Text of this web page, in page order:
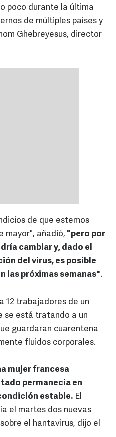
poco durante la última
de múltiples países y
Ghebreyesus, director
de que estemos
mayor", añadió, "pero por
cambiar y, dado el
del virus, es posible
las próximas semanas".
12 trabajadores de un
se está tratando a un
guardaran cuarentena
fluidos corporales.
mujer francesa
permanecía en
estable. El
el martes dos nuevas
el hantavirus, dijo el